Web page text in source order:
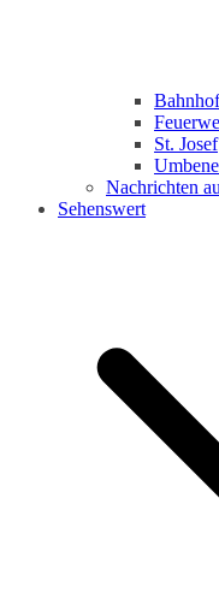
St. Josef
Nachrichten
Sehenswert